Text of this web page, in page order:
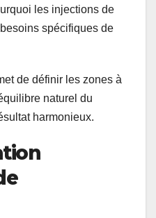
les injections de
spécifiques de
de définir les zones à
naturel du
harmonieux.